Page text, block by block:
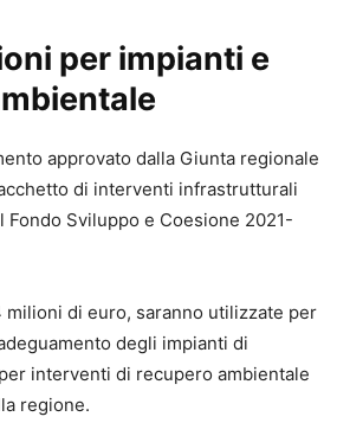
per impianti e
approvato dalla Giunta regionale
di interventi infrastrutturali
Sviluppo e Coesione 2021-
milioni di euro, saranno utilizzate per
degli impianti di
interventi di recupero ambientale
regione.